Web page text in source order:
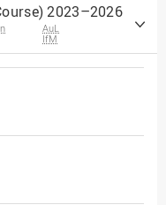
2023–2026
AuL
IfM